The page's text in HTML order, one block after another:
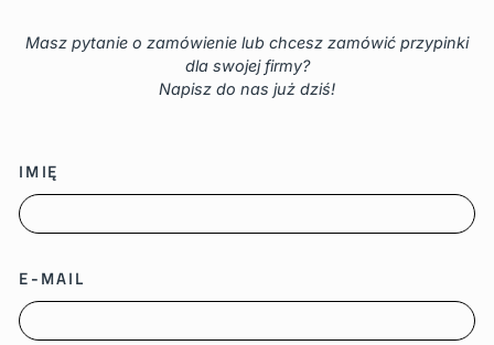
Masz pytanie o zamówienie lub chcesz zamówić przypinki
dla swojej firmy?
Napisz do nas już dziś!
IMIĘ
E-MAIL